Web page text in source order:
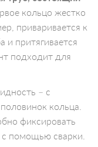
кольцо жестко
приваривается к
и притягивается
подходит для
– с
кольца.
фиксировать
помощью сварки.